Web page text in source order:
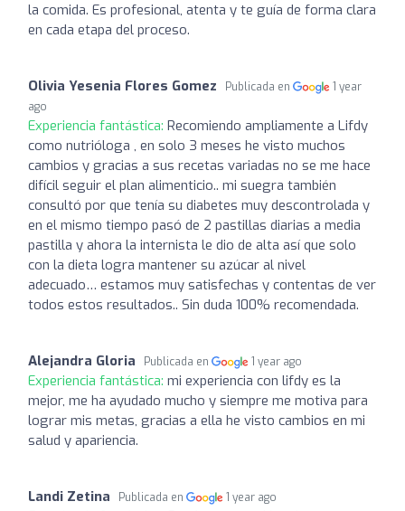
la comida. Es profesional, atenta y te guía de forma clara
en cada etapa del proceso.
Olivia Yesenia Flores Gomez Publicada en
1 year
ago
Experiencia fantástica: Recomiendo ampliamente a Lifdy
como nutrióloga , en solo 3 meses he visto muchos
cambios y gracias a sus recetas variadas no se me hace
difícil seguir el plan alimenticio.. mi suegra también
consultó por que tenía su diabetes muy descontrolada y
en el mismo tiempo pasó de 2 pastillas diarias a media
pastilla y ahora la internista le dio de alta así que solo
con la dieta logra mantener su azúcar al nivel
adecuado… estamos muy satisfechas y contentas de ver
todos estos resultados.. Sin duda 100% recomendada.
Alejandra Gloria Publicada en 1 year ago
Experiencia fantástica: mi experiencia con lifdy es la
mejor, me ha ayudado mucho y siempre me motiva para
lograr mis metas, gracias a ella he visto cambios en mi
salud y apariencia.
Landi Zetina Publicada en 1 year ago